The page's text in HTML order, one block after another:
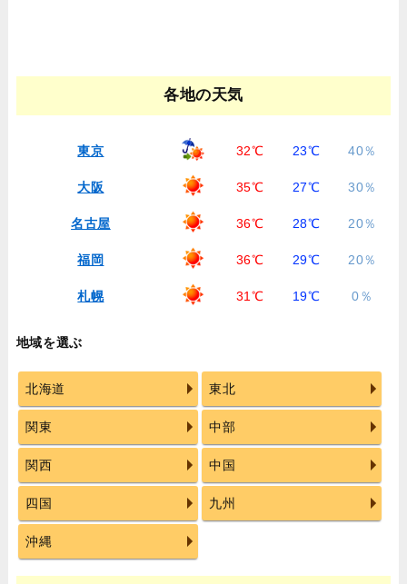
各地の天気
東京 32℃ 23℃ 40％
大阪 35℃ 27℃ 30％
名古屋 36℃ 28℃ 20％
福岡 36℃ 29℃ 20％
札幌 31℃ 19℃ 0％
地域を選ぶ
北海道 東北
関東 中部
関西 中国
四国 九州
沖縄